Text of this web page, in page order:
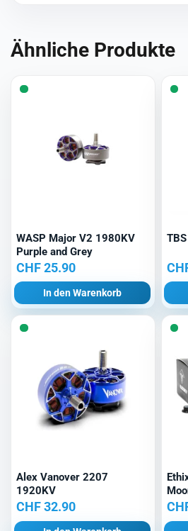
Ähnliche Produkte
WASP Major V2 1980KV
Purple and Grey
CHF25.90
In den Warenkorb
Alex Vanover 2207
1920KV
CHF32.90